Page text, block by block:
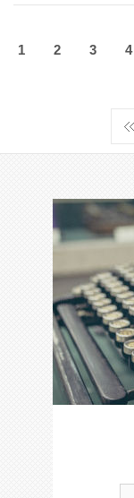
1 2 3 4